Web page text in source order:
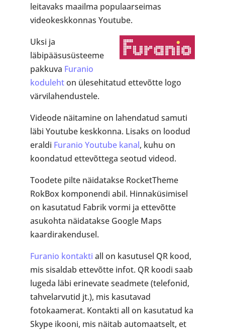
leitavaks maailma populaarseimas
videokeskkonnas Youtube.
Uksi ja
läbipääsusüsteeme
pakkuva Furanio
kodulehton ülesehitatud ettevõtte logo
värvilahendustele.
Videode näitamine on lahendatud samuti
läbi Youtube keskkonna. Lisaks on loodud
eraldi Furanio Youtube kanal, kuhu on
koondatud ettevõttega seotud videod.
Toodete pilte näidatakse RocketTheme
RokBox komponendi abil. Hinnaküsimisel
on kasutatud Fabrik vormi ja ettevõtte
asukohta näidatakse Google Maps
kaardirakendusel.
Furanio kontakti all on kasutusel QR kood,
mis sisaldab ettevõtte infot. QR koodi saab
lugeda läbi erinevate seadmete (telefonid,
tahvelarvutid jt.), mis kasutavad
fotokaamerat. Kontakti all on kasutatud ka
Skype ikooni, mis näitab automaatselt, et